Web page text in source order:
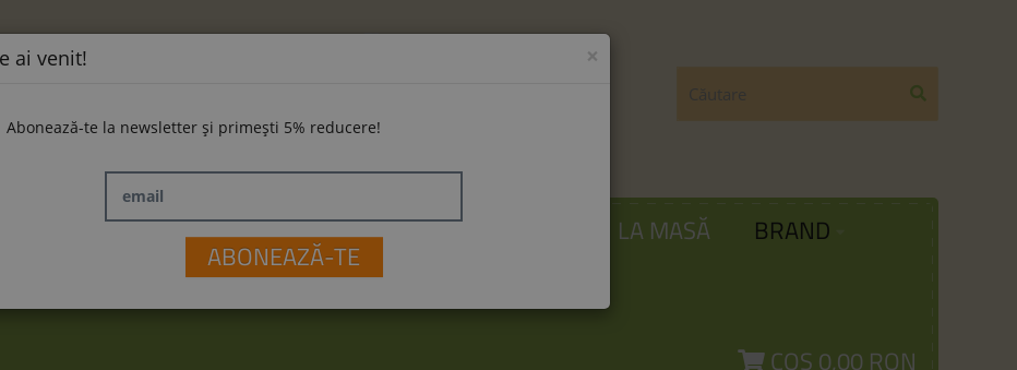
LA PLIMBARE JUCĂRII LA MASĂ
BRAND
COȘ 0,00 RON
×
ai venit!
Abonează-te la newsletter și primești 5% reducere!
email
ABONEAZĂ-TE